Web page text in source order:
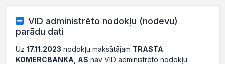
VID administrēto nodokļu (nodevu)
parādu dati
Uz 17.11.2023 nodokļu maksātājam TRASTA
KOMERCBANKA, AS nav VID administrēto nodokļu